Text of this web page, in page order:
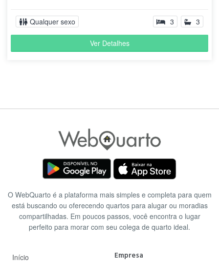
Qualquer sexo 3 3
Ver Detalhes
O WebQuarto é a plataforma mais simples e completa para quem
está buscando ou oferecendo quartos para alugar ou moradias
compartilhadas. Em poucos passos, você encontra o lugar
perfeito para morar com seu colega de quarto ideal.
Início
Empresa